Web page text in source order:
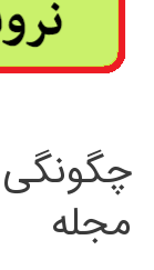
مجله